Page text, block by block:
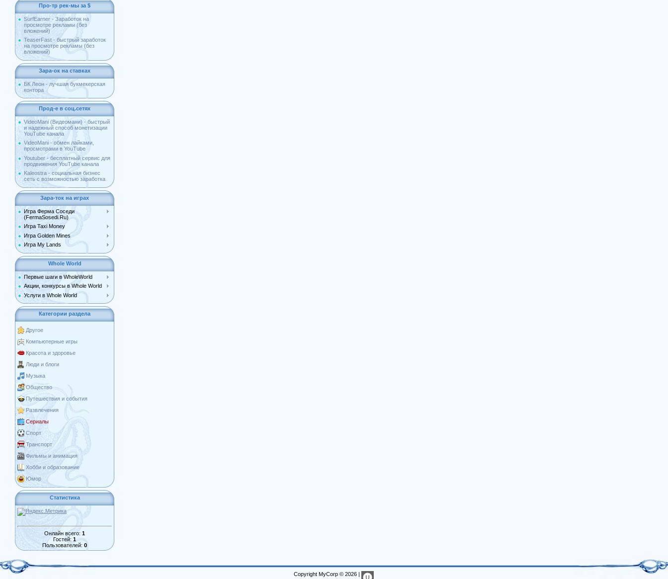
Про-тр рек-мы за $
SurfEarner - Заработок на
просмотре рекламы (без
вложений)
TeaserFast - быстрый заработок
на просмотре рекламы (без
вложений)
Зара-ок на ставках
БК Леон - лучшая букмекерская
контора
Прод-е в соц.сетях
VideoMani (Видеомани) - быстрый
и надежный способ монетизации
YouTube канала
VideoMani - обмен лайками,
просмотрами в YouTube
Youtuber - бесплатный сервис для
продвижения YouTube канала
Kaleostra - социальная бизнес
сеть с возможностью заработка
Зара-ток на играх
Игра Ферма Соседи
(FermaSosedi.Ru)
Игра Taxi Money
Игра Golden Mines
Игра My Lands
Whole World
Первые шаги в WholeWorld
Акции, конкурсы в Whole World
Услуги в Whole World
Категории раздела
Другое
Компьютерные игры
Красота и здоровье
Люди и блоги
Музыка
Общество
Путешествия и события
Развлечения
Сериалы
Спорт
Транспорт
Фильмы и анимация
Хобби и образование
Юмор
Статистика
Онлайн всего: 1
Гостей: 1
Пользователей: 0
Copyright MyCorp © 2026 |